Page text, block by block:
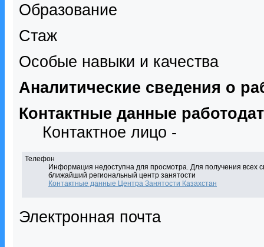
Образование
Стаж
Особые навыки и качества
Аналитические сведения о
Контактные данные
Контактное лицо -
Телефон
Информация недоступна для просмотра. Для получения всех
ближайший региональный центр занятости
Контактные данные Центра Занятости Казахстан
Электронная почта